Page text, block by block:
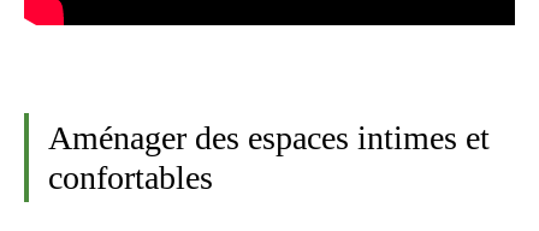
Aménager des espaces intimes et
confortables